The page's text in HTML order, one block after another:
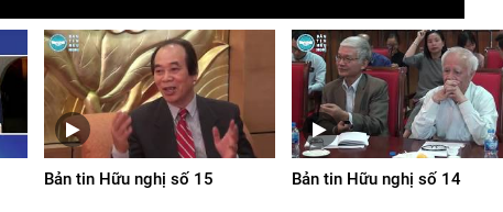
Bản tin Hữu nghị số 15 Bản tin Hữu nghị số 14